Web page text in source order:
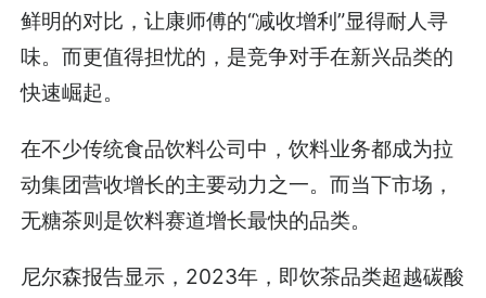
鲜明的对比，让康师傅的“减收增利”显得耐人寻
味。而更值得担忧的，是竞争对手在新兴品类的
快速崛起。
在不少传统食品饮料公司中，饮料业务都成为拉
动集团营收增长的主要动力之一。而当下市场，
无糖茶则是饮料赛道增长最快的品类。
尼尔森报告显示，2023年，即饮茶品类超越碳酸